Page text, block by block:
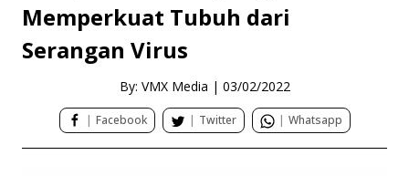
Memperkuat Tubuh dari
Serangan Virus
By: VMX Media | 03/02/2022
| Facebook | Twitter | Whatsapp